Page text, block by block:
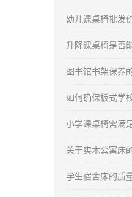
幼儿课桌椅批发
升降课桌椅是否
图书馆书架保养
小学课桌椅需满
学生宿舍床的质